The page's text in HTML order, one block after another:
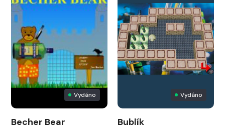
Vydáno
Becher Bear
Vydáno
Bublík